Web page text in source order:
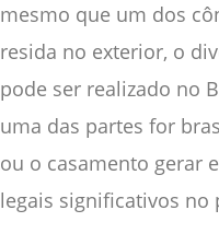
mesmo que um dos
resida no exterior, o
pode ser realizado no
uma das partes for
ou o casamento gerar
legais significativos no